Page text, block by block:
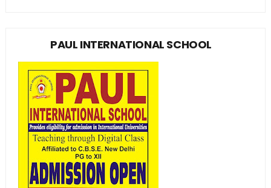
PAUL INTERNATIONAL SCHOOL